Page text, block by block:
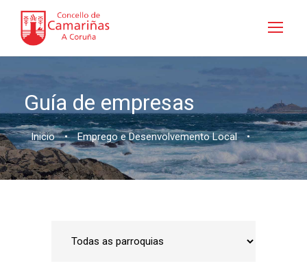
Guía de empresas
Inicio • Emprego e Desenvolvemento Local •